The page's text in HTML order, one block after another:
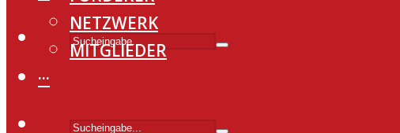
NETZWERK
MITGLIEDER
···